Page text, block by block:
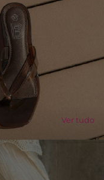
Ver tudo